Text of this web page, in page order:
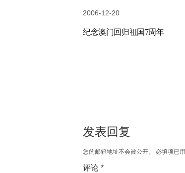
2006-12-20
纪念澳门回归祖国7周年
发表回复
您的邮箱地址不会被公开。 必填项已用
评论 *